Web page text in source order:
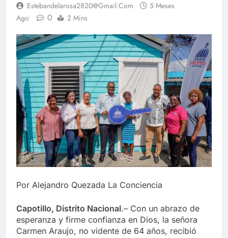
Estebandelarosa2820@gmail.com
5 Meses
Ago
0 2 Mins
Por Alejandro Quezada La Conciencia
Capotillo, Distrito Nacional.– Con un abrazo de
esperanza y firme confianza en Dios, la señora
Carmen Araujo, no vidente de 64 años, recibió